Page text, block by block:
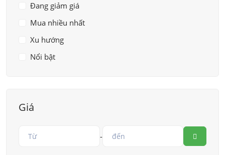
Đang giảm giá
Mua nhiều nhất
Xu hướng
Nổi bật
Giá
-